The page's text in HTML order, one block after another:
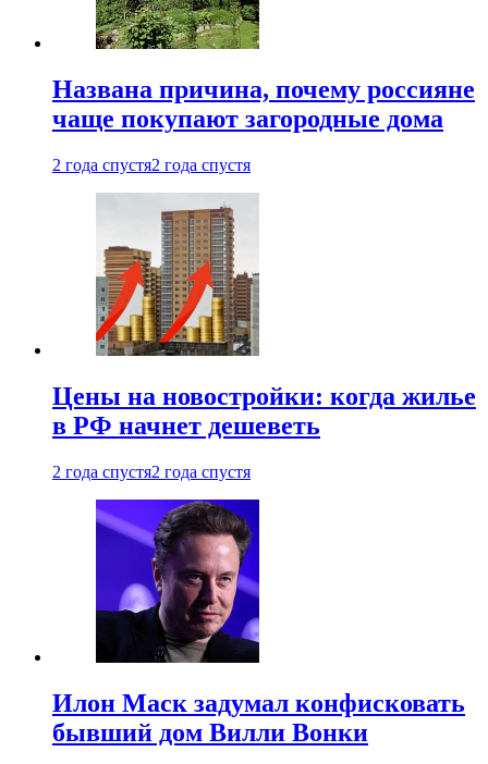
Названа причина, почему россияне
чаще покупают загородные дома
2 года спустя2 года спустя
Цены на новостройки: когда жилье
в РФ начнет дешеветь
2 года спустя2 года спустя
Илон Маск задумал конфисковать
бывший дом Вилли Вонки